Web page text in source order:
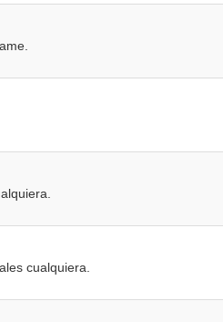
cualquiera.